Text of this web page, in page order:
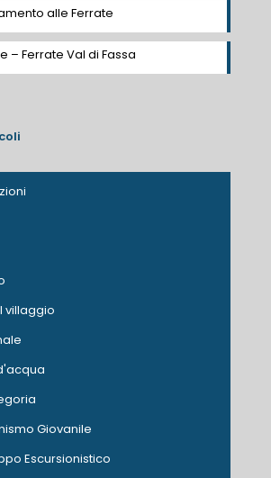
alle Ferrate
– Ferrate Val di Fassa
villaggio
Giovanile
Escursionistico